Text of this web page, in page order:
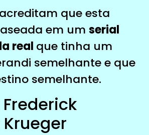
que esta
em um serial
real que tinha um
semelhante e que
semelhante.